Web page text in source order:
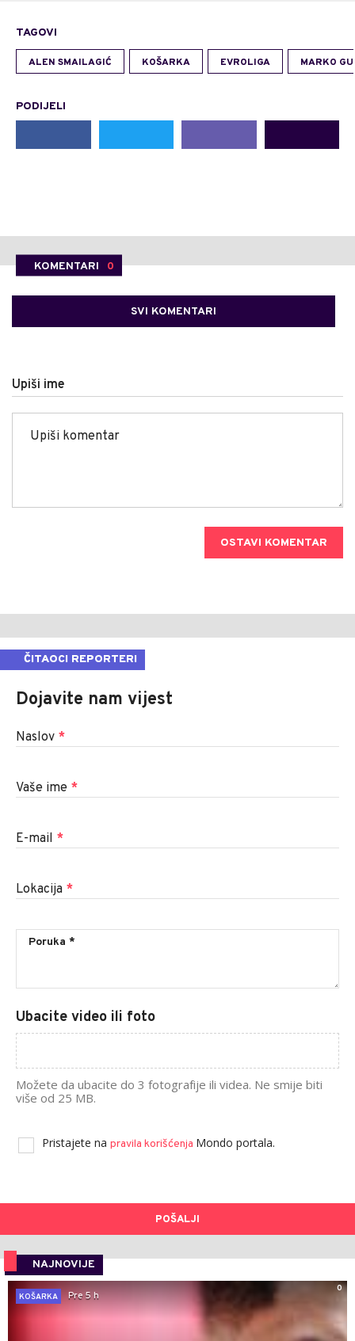
TAGOVI
ALEN SMAILAGIĆ KOŠARKA EVROLIGA MARKO
PODIJELI
KOMENTARI 0
SVI KOMENTARI
Upiši ime
OSTAVI KOMENTAR
ČITAOCI REPORTERI
Dojavite nam vijest
Naslov *
Vaše ime *
E-mail *
Lokacija *
Ubacite video ili foto
Možete da ubacite do 3 fotografije ili videa. Ne smije biti
više od 25 MB.
Pristajete na pravila korišćenja Mondo portala.
POŠALJI
NAJNOVIJE
0
KOŠARKA
Pre 5 h